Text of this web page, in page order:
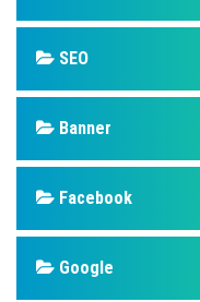
SEO
Banner
Facebook
Google